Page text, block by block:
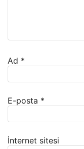
Ad *
E-posta *
İnternet sitesi